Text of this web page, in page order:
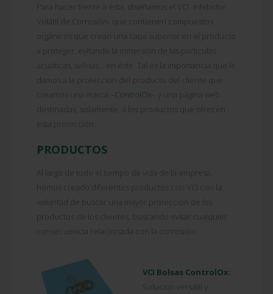
Para hacer frente a ésta, diseñamos el VCI -Inhibidor
Volátil de Corrosión- que contienen compuestos
orgánicos que crean una capa superior en el producto
a proteger, evitando la inmersión de las partículas
acuáticas, salinas… en éste. Tal es la importancia que le
damos a la protección del producto del cliente que
creamos una marca – ControlOx – y una página web
destinadas, solamente, a los productos que ofrecen
esta protección.
PRODUCTOS
Al largo de todo el tiempo de vida de la empresa,
hemos creado diferentes productos con VCI con la
voluntad de buscar una mayor protección de los
productos de los clientes, buscando evitar cualquier
VCI Bolsas ControlOx:
Solución versátil y